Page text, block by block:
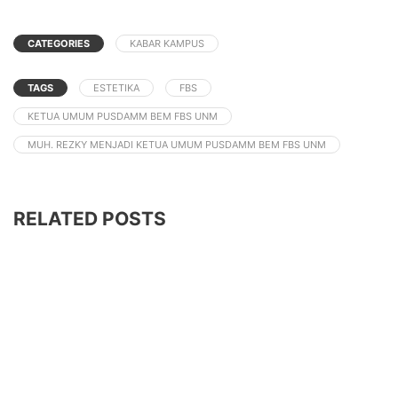
CATEGORIES KABAR KAMPUS
TAGS ESTETIKA FBS
KETUA UMUM PUSDAMM BEM FBS UNM
MUH. REZKY MENJADI KETUA UMUM PUSDAMM BEM FBS UNM
RELATED POSTS